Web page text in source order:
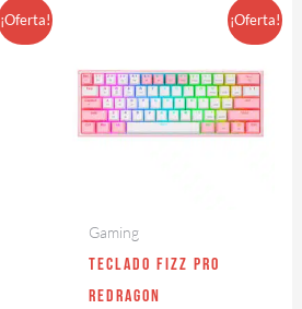
¡Oferta! ¡Oferta!
Gaming
Teclado Fizz Pro
Redragon
era:
$ 230.000.
El
precio
actual
es:
$ 210.000.